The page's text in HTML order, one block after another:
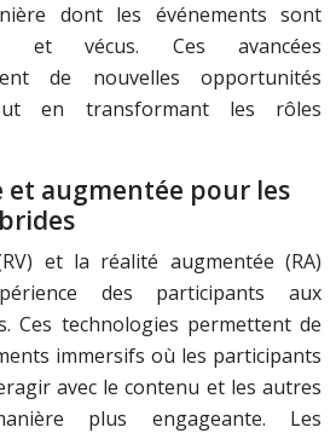
dont les événements sont
et vécus. Ces avancées
de nouvelles opportunités
en transformant les rôles
et augmentée pour les
et la réalité augmentée (RA)
des participants aux
Ces technologies permettent de
immersifs où les participants
avec le contenu et les autres
plus engageante. Les